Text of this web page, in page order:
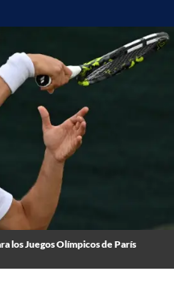
los Juegos Olímpicos de París